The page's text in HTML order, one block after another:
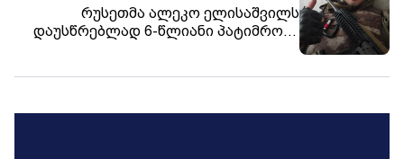
რუსეთმა ალეკო ელისაშვილს
დაუსწრებლად 6-წლიანი პატიმრობა